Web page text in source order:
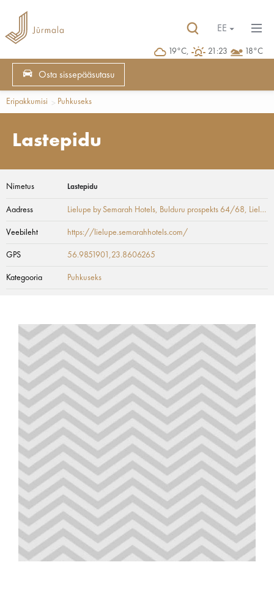
19°C, 21:23 18°C
EE
Osta sissepääsutasu
Eripakkumisi Puhkuseks
Lastepidu
Nimetus Lastepidu
Aadress Lielupe by Semarah Hotels, Bulduru prospekts 64/68, Lielupe
Veebileht https://lielupe.semarahhotels.com/
GPS 56.9851901,23.8606265
Kategooria Puhkuseks